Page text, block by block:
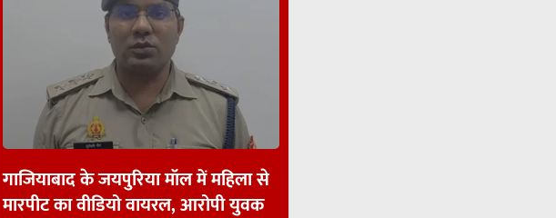
गाजियाबाद के जयपुरिया मॉल में महिला से
मारपीट का वीडियो वायरल, आरोपी युवक